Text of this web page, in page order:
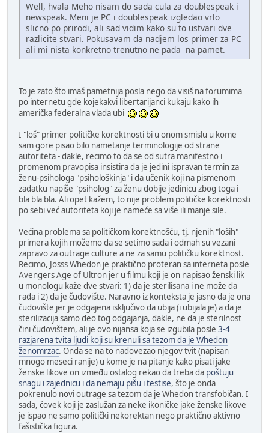
Well, hvala Meho nisam do sada cula za doublespeak i
newspeak. Meni je PC i doublespeak izgledao vrlo
slicno po prirodi, ali sad vidim kako su to ustvari dve
razlicite stvari. Pokusavam da nadjem los primer za PC
ali mi nista konkretno trenutno ne pada na pamet.
To je zato što imaš pametnija posla nego da visiš na forumima
po internetu gde kojekakvi libertarijanci kukaju kako ih
američka federalna vlada ubi
I "loš" primer političke korektnosti bi u onom smislu u kome
sam gore pisao bilo nametanje terminologije od strane
autoriteta - dakle, recimo to da se od sutra manifestno i
promenom pravopisa insistira da je jedini ispravan termin za
ženu-psihologa "psihološkinja" i da učenik koji na pismenom
zadatku napiše "psiholog" za ženu dobije jedinicu zbog toga i
bla bla bla. Ali opet kažem, to nije problem političke korektnosti
po sebi već autoriteta koji je nameće sa više ili manje sile.
Većina problema sa političkom korektnošću, tj. njenih "loših"
primera kojih možemo da se setimo sada i odmah su vezani
zapravo za outrage culture a ne za samu političku korektnost.
Recimo, Josss Whedon je praktično proteran sa interneta posle
Avengers Age of Ultron jer u filmu koji je on napisao ženski lik
u monologu kaže dve stvari: 1) da je sterilisana i ne može da
rađa i 2) da je čudovište. Naravno iz konteksta je jasno da je ona
čudovište jer je odgajena isključivo da ubija (i ubijala je) a da je
sterilizacija samo deo tog odgajanja, dakle, ne da je sterilnost
čini čudovištem, ali je ovo nijansa koja se izgubila posle 3-4
razjarena tvita ljudi koji su krenuli sa tezom da je Whedon
ženomrzac. Onda se na to nadovezao njegov tvit (napisan
mnogo meseci ranije) u kome je na pitanje kako pisati jake
ženske likove on između ostalog rekao da treba da poštuju
snagu i zajednicu i da nemaju pišu i testise, što je onda
pokrenulo novi outrage sa tezom da je Whedon transfobičan. I
sada, čovek koji je zaslužan za neke ikoničke jake ženske likove
je ispao ne samo politički nekorektan nego praktično aktivno
fašistička figura.